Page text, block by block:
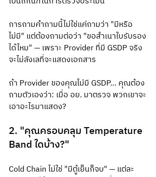
การถามคำถามนี้ไม่ใช่แค่ถามว่า "มีหรือ
ไม่มี" แต่ต้องถามต่อว่า "ขอสำเนาใบรับรอง
ได้ไหม" — เพราะ Provider ที่มี GSDP จริง
จะไม่ลังเลที่จะแสดงเอกสาร
ถ้า Provider ของคุณไม่มี GSDP… คุณต้อง
ถามตัวเองว่า: เมื่อ อย. มาตรวจ พวกเขาจะ
เอาอะไรมาแสดง?
2. "คุณครอบคลุม Temperature
Band ใดบ้าง?"
Cold Chain ไม่ใช่ "มีตู้เย็นก็จบ" — แต่ละ